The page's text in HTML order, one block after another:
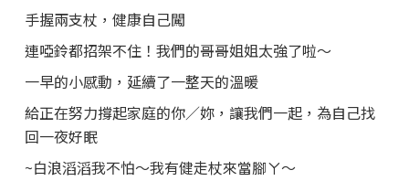
手握兩支杖，健康自己闖
連啞鈴都招架不住！我們的哥哥姐姐太強了啦～
一早的小感動，延續了一整天的溫暖
給正在努力撐起家庭的你／妳，讓我們一起，為自己找
回一夜好眠
~白浪滔滔我不怕～我有健走杖來當腳ㄚ～